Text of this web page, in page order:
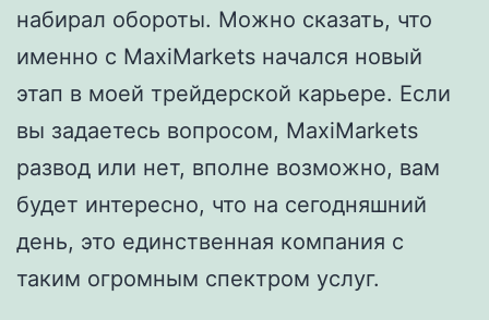
набирал обороты. Можно сказать, что
именно с MaxiMarkets начался новый
этап в моей трейдерской карьере. Если
вы задаетесь вопросом, MaxiMarkets
развод или нет, вполне возможно, вам
будет интересно, что на сегодняшний
день, это единственная компания с
таким огромным спектром услуг.